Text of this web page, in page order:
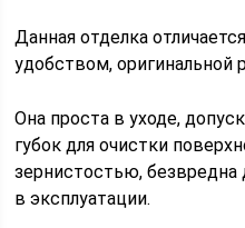
Данная отделка
удобством, оригинальной
Она проста в уходе,
губок для очистки
зернистостью, безвредна
в эксплуатации.